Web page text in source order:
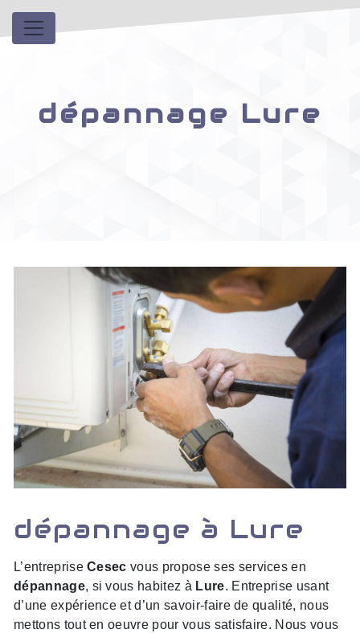
Panneau de gestion des cookies
dépannage Lure
dépannage à Lure
L’entrepriseCesec vous propose ses services en
dépannage, si vous habitez à Lure. Entreprise usant
d’une expérience et d’un savoir-faire de qualité, nous
mettons tout en oeuvre pour vous satisfaire. Nous vous